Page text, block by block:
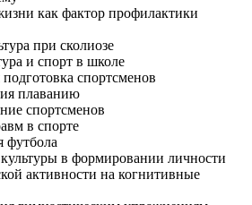
как фактор профилактики
при сколиозе
и спорт в школе
спортсменов
плаванию
спортсменов
в спорте
футбола
в формировании личности
активности на когнитивные